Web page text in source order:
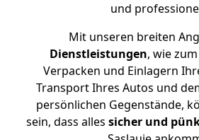
und
Mit unseren breiten
Dienstleistungen, wie
Verpacken und Einlagern
Transport Ihres Autos und
persönlichen Gegenstände,
sein, dass alles sicher und